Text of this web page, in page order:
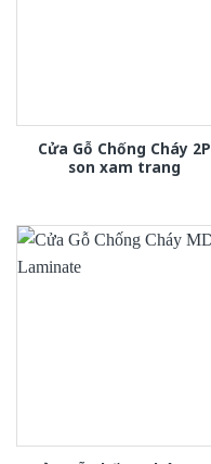
Cửa Gỗ Chống Cháy 2P
son xam trang